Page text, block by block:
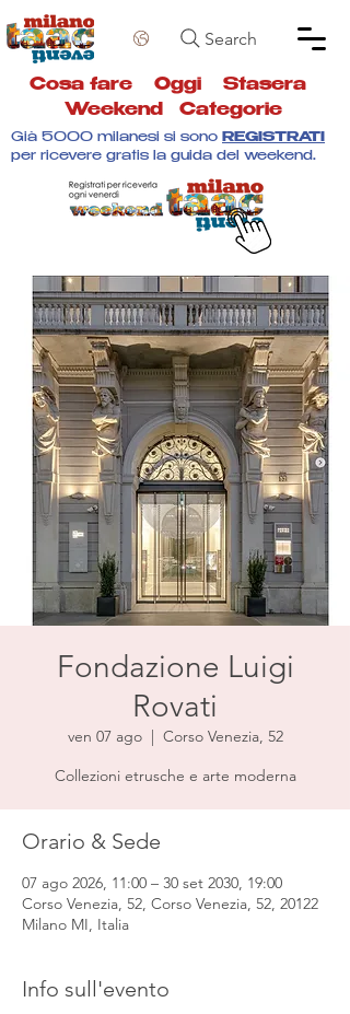
Search
Cosa fare Oggi Stasera
Weekend
Categorie
Già 5000 milanesi si sono REGISTRATI
per ricevere gratis la guida del weekend.
Fondazione Luigi
Rovati
ven 07 ago
  |
Corso Venezia, 52
Collezioni etrusche e arte moderna
Orario & Sede
07 ago 2026, 11:00 – 30 set 2030, 19:00
Corso Venezia, 52, Corso Venezia, 52, 20122
Milano MI, Italia
Info sull'evento